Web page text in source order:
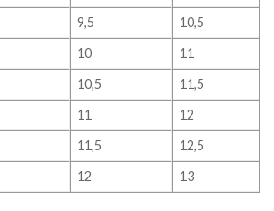
9,5
10,5
10
11
10,5
11,5
11
12
11,5
12,5
12 13